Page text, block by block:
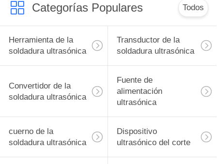
Categorías Populares Todos
Herramienta de la
soldadura ultrasónica
Transductor de la
soldadura ultrasónica
Convertidor de la
soldadura ultrasónica
Fuente de
alimentación
ultrasónica
cuerno de la
soldadura ultrasónica
Dispositivo
ultrasónico del corte